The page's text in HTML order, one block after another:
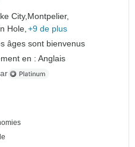
City,Montpelier,
Hole, +9 de plus
âges sont bienvenus
en : Anglais